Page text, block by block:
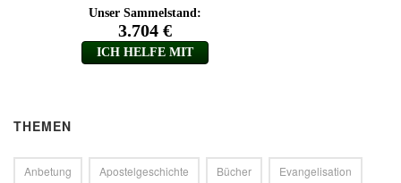
THEMEN
Anbetung Apostelgeschichte Bücher Evangelisation